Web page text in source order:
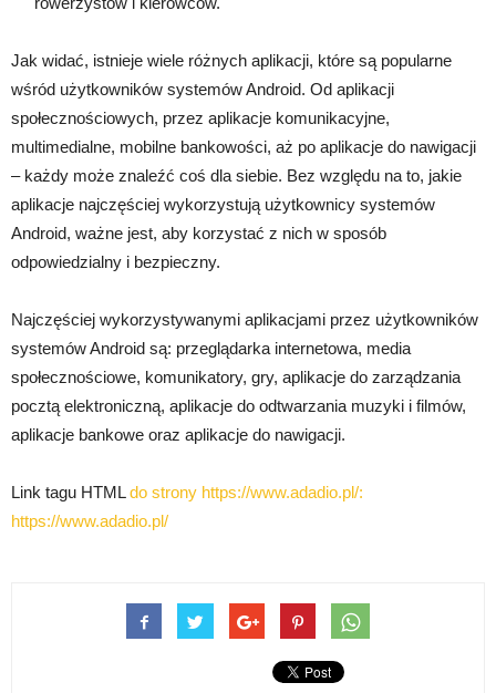
Jak widać, istnieje wiele różnych aplikacji, które są popularne
wśród użytkowników systemów Android. Od aplikacji
społecznościowych, przez aplikacje komunikacyjne,
multimedialne, mobilne bankowości, aż po aplikacje do nawigacji
– każdy może znaleźć coś dla siebie. Bez względu na to, jakie
aplikacje najczęściej wykorzystują użytkownicy systemów
Android, ważne jest, aby korzystać z nich w sposób
odpowiedzialny i bezpieczny.
Najczęściej wykorzystywanymi aplikacjami przez użytkowników
systemów Android są: przeglądarka internetowa, media
społecznościowe, komunikatory, gry, aplikacje do zarządzania
pocztą elektroniczną, aplikacje do odtwarzania muzyki i filmów,
aplikacje bankowe oraz aplikacje do nawigacji.
Link tagu HTMLdo strony https://www.adadio.pl/:
https://www.adadio.pl/